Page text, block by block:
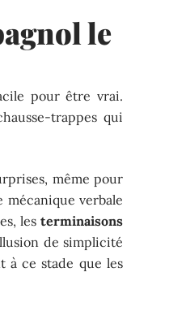
le
pour être vrai.
trappes qui
même pour
mécanique verbale
les terminaisons
de simplicité
à ce stade que les